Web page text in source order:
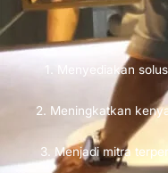
1. Menyediakan
2. Meningkatkan
3. Menjadi mitra